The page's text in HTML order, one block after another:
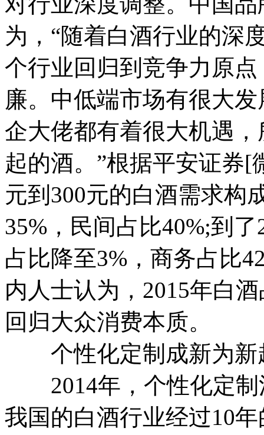
为，“随着白酒行业的深
个行业回归到竞争力原
廉。中低端市场有很大
企大佬都有着很大机遇
起的酒。”根据平安证券[
元到300元的白酒需求构
35%，民间占比40%;到
占比降至3%，商务占比
内人士认为，2015年白
回归大众消费本质。
个性化定制成新为新
2014年，个性化定制
我国的白酒行业经过10